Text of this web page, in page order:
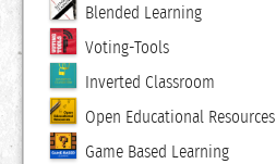
Blended Learning
Voting-Tools
Inverted Classroom
Open Educational Resources
Game Based Learning